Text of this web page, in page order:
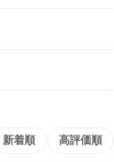
新着順 高評価順